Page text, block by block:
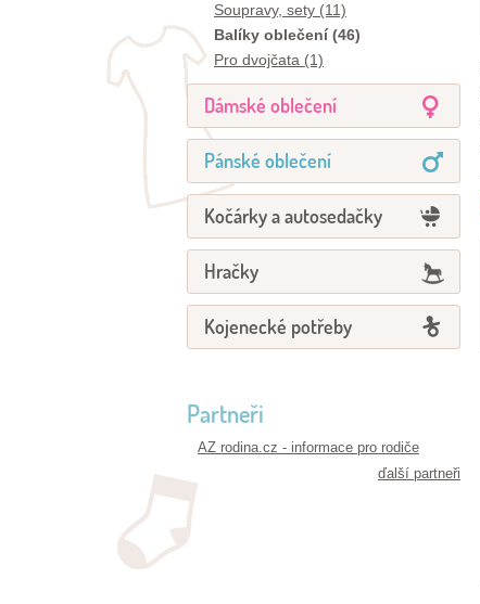
Soupravy, sety (11)
Balíky oblečení (46)
Pro dvojčata (1)
Dámské oblečení
Pánské oblečení
Kočárky a autosedačky
Hračky
Kojenecké potřeby
Partneři
AZ rodina.cz - informace pro rodiče
ďalší partneři